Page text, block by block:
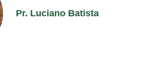
Pr. Luciano Batista